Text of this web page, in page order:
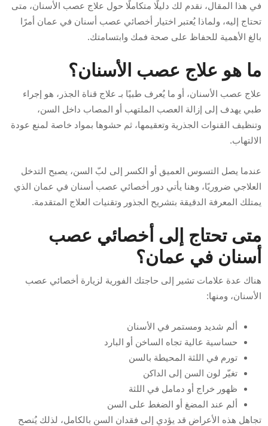
في هذا المقال، نقدم لك دليلًا متكاملًا حول علاج عصب الأسنان، متى
تحتاج إليه، ولماذا يُعتبر اختيار أخصائي عصب أسنان في عمان أمرًا
بالغ الأهمية للحفاظ على صحة فمك وابتسامتك.
ما هو علاج عصب الأسنان؟
علاج عصب الأسنان، أو ما يُعرف طبيًا بـ علاج قناة الجذر، هو إجراء
طبي يهدف إلى إزالة العصب الملتهب أو المصاب داخل السن،
وتنظيف القنوات الجذرية وتعقيمها، ثم حشوها بمواد خاصة لمنع عودة
الالتهاب.
عندما يصل التسوس العميق أو الكسر إلى لبّ السن، يصبح التدخل
العلاجي ضروريًا، وهنا يأتي دور أخصائي عصب أسنان في عمان الذي
يمتلك المعرفة الدقيقة بتشريح الجذور وتقنيات العلاج المتقدمة.
متى تحتاج إلى أخصائي عصب
أسنان في عمان؟
هناك عدة علامات تشير إلى حاجتك الفورية لزيارة أخصائي عصب
الأسنان، ومنها:
ألم شديد ومستمر في الأسنان
حساسية عالية تجاه الساخن أو البارد
تورم في اللثة المحيطة بالسن
تغيّر لون السن إلى الداكن
ظهور خراج أو دمامل في اللثة
ألم عند المضغ أو الضغط على السن
تجاهل هذه الأعراض قد يؤدي إلى فقدان السن بالكامل، لذلك يُنصح